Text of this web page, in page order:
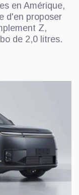
en Amérique,
d'en proposer
Z,
de 2,0 litres.